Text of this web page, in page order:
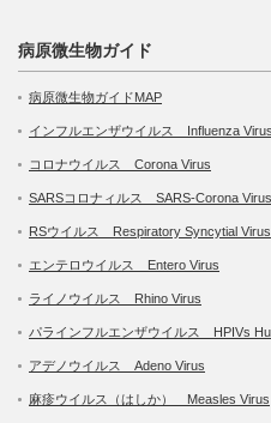
病原微生物ガイド
病原微生物ガイドMAP
インフルエンザウイルス Influenza Virus
コロナウイルス Corona Virus
SARSコロナィルス SARS-Corona Virus
RSウイルス Respiratory Syncytial Virus
エンテロウイルス Entero Virus
ライノウイルス Rhino Virus
パラインフルエンザウイルス HPIVs
アデノウイルス Adeno Virus
麻疹ウイルス（はしか） Measles Virus